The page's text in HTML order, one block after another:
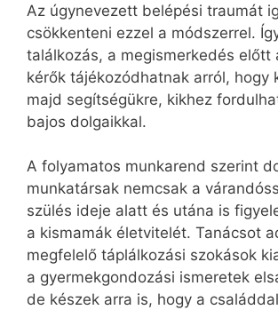
Az úgynevezett belépési traumát
csökkenteni ezzel a módszerrel.
találkozás, a megismerkedés előtt
kérők tájékozódhatnak arról, hogy
majd segítségükre, kikhez
bajos dolgaikkal.
A folyamatos munkarend szerint
munkatársak nemcsak a
szülés ideje alatt és utána is
a kismamák életvitelét. Tanácsot
megfelelő táplálkozási szokások
a gyermekgondozási ismeretek
de készek arra is, hogy a